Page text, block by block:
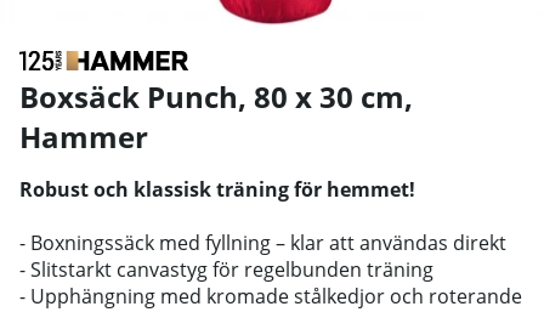
Boxsäck Punch, 80 x 30 cm,
Hammer
Robust och klassisk träning för hemmet!
- Boxningssäck med fyllning – klar att användas direkt
- Slitstarkt canvastyg för regelbunden träning
- Upphängning med kromade stålkedjor och roterande